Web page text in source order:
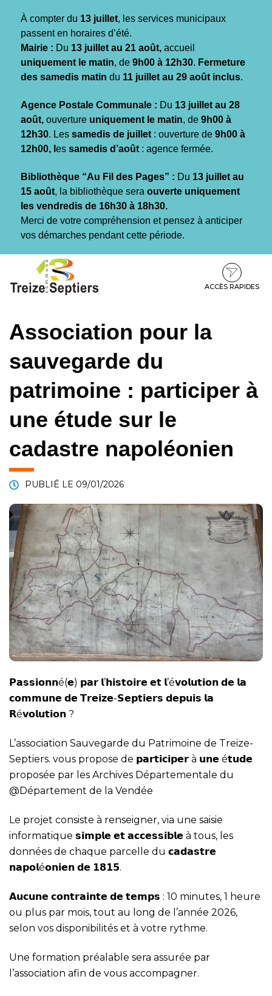
À compter du 13 juillet, les services municipaux
passent en horaires d’été.
Mairie : Du 13 juillet au 21 août, accueil
uniquement le matin, de 9h00 à 12h30. Fermeture
des samedis matin du 11 juillet au 29 août inclus.
Agence Postale Communale : Du 13 juillet au 28
août, ouverture uniquement le matin, de 9h00 à
12h30. Les samedis de juillet : ouverture de 9h00 à
12h00, l es samedis d’août : agence fermée.
Bibliothèque “Au Fil des Pages” : Du 13 juillet au
15 août, la bibliothèque sera ouverte uniquement
les vendredis de 16h30 à 18h30.
Merci de votre compréhension et pensez à anticiper
vos démarches pendant cette période.
contenu
pied
ACCÈS RAPIDES
Association pour la
sauvegarde du
patrimoine : participer à
une étude sur le
cadastre napoléonien
PUBLIÉ LE 09/01/2026
𝗣𝗮𝘀𝘀𝗶𝗼𝗻𝗻é(𝗲) 𝗽𝗮𝗿 𝗹’𝗵𝗶𝘀𝘁𝗼𝗶𝗿𝗲 𝗲𝘁 𝗹’é𝘃𝗼𝗹𝘂𝘁𝗶𝗼𝗻 𝗱𝗲 𝗹𝗮
𝗰𝗼𝗺𝗺𝘂𝗻𝗲 𝗱𝗲 𝗧𝗿𝗲𝗶𝘇𝗲-𝗦𝗲𝗽𝘁𝗶𝗲𝗿𝘀 𝗱𝗲𝗽𝘂𝗶𝘀 𝗹𝗮
𝗥é𝘃𝗼𝗹𝘂𝘁𝗶𝗼𝗻 ?
L’association Sauvegarde du Patrimoine de Treize-
Septiers. vous propose de 𝗽𝗮𝗿𝘁𝗶𝗰𝗶𝗽𝗲𝗿 à 𝘂𝗻𝗲 é𝘁𝘂𝗱𝗲
proposée par les Archives Départementale du
@Département de la Vendée
Le projet consiste à renseigner, via une saisie
informatique 𝘀𝗶𝗺𝗽𝗹𝗲 𝗲𝘁 𝗮𝗰𝗰𝗲𝘀𝘀𝗶𝗯𝗹𝗲 à tous, les
données de chaque parcelle du 𝗰𝗮𝗱𝗮𝘀𝘁𝗿𝗲
𝗻𝗮𝗽𝗼𝗹é𝗼𝗻𝗶𝗲𝗻 𝗱𝗲 𝟭𝟴𝟭𝟱.
𝗔𝘂𝗰𝘂𝗻𝗲 𝗰𝗼𝗻𝘁𝗿𝗮𝗶𝗻𝘁𝗲 𝗱𝗲 𝘁𝗲𝗺𝗽𝘀 : 10 minutes, 1 heure
ou plus par mois, tout au long de l’année 2026,
selon vos disponibilités et à votre rythme.
Une formation préalable sera assurée par
l’association afin de vous accompagner.